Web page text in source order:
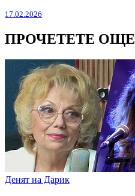
17.02.2026
ПРОЧЕТЕТЕ ОЩЕ
Денят на Дарик